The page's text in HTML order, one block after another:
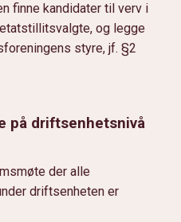
finne kandidater til verv i
og legge
styre, jf. §2
på driftsenhetsnivå
der alle
driftsenheten er